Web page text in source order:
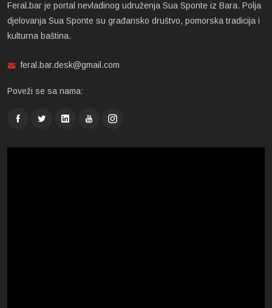
Feral.bar je portal nevladinog udruženja Sua Sponte iz Bara. Polja
djelovanja Sua Sponte su građansko društvo, pomorska tradicija i
kulturna baština.
feral.bar.desk@gmail.com
Poveži se sa nama: